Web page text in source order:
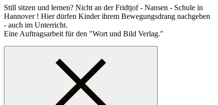
Still sitzen und lernen? Nicht an der Fridtjof - Nansen - Schule in
Hannover ! Hier dürfen Kinder ihrem Bewegungsdrang nachgeben
- auch im Unterricht.
Eine Auftragsarbeit für den "Wort und Bild Verlag."